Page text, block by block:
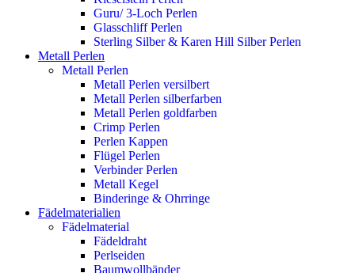
Guru/ 3-Loch Perlen
Glasschliff Perlen
Sterling Silber & Karen Hill Silber Perlen
Metall Perlen
Metall Perlen
Metall Perlen versilbert
Metall Perlen silberfarben
Metall Perlen goldfarben
Crimp Perlen
Perlen Kappen
Flügel Perlen
Verbinder Perlen
Metall Kegel
Binderinge & Ohrringe
Fädelmaterialien
Fädelmaterial
Fädeldraht
Perlseiden
Baumwollbänder